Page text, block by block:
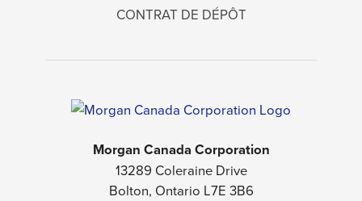
CONTRAT DE DÉPÔT
Morgan Canada Corporation
13289 Coleraine Drive
Bolton, Ontario L7E 3B6